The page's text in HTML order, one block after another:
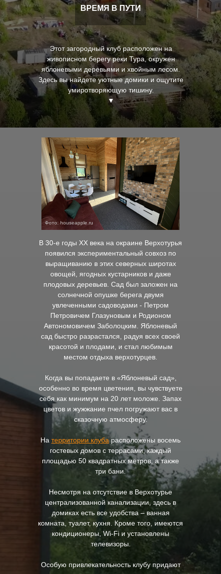
Этот загородный клуб расположен на
живописном берегу реки Тура, окружен
яблоневыми деревьями и хвойным лесом.
Здесь вы найдете уютные домики и ощутите
умиротворяющую тишину.
▼
ВРЕМЯ В ПУТИ
В 30-е годы XX века на окраине Верхотурья
появился экспериментальный совхоз по
выращиванию в этих северных широтах
овощей, ягодных кустарников и даже
плодовых деревьев. Сад был заложен на
солнечной опушке берега двумя
увлеченными садоводами - Петром
Петровичем Глазуновым и Родионом
Автономовичем Заболоцким. Яблоневый
сад быстро разрастался, радуя всех своей
красотой и плодами, и стал любимым
местом отдыха верхотурцев.
Когда вы попадаете в «Яблоневый сад»,
особенно во время цветения, вы чувствуете
себя как минимум на 20 лет моложе. Запах
цветов и жужжание пчел погружают вас в
сказочную атмосферу.
На территории клуба расположены восемь
гостевых домов с террасами, каждый
площадью 50 квадратных метров, а также
три бани.
Несмотря на отсутствие в Верхотурье
централизованной канализации, здесь в
домиках есть все удобства – ванная
комната, туалет, кухня. Кроме того, имеются
кондиционеры, Wi-Fi и установлены
телевизоры.
Особую привлекательность клубу придают
Фото: houseapple.ru